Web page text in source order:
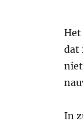
Het
dat
In